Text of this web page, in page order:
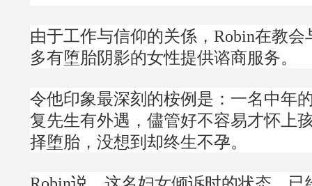
由于工作与信仰的关係，Robin在教
多有堕胎阴影的女性提供谘商服务。
令他印象最深刻的桉例是：一名中年
复先生有外遇，儘管好不容易才怀上
择堕胎，没想到却终生不孕。